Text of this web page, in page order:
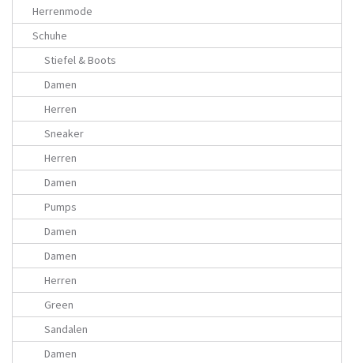
Herrenmode
Schuhe
Stiefel & Boots
Damen
Herren
Sneaker
Herren
Damen
Pumps
Damen
Damen
Herren
Green
Sandalen
Damen